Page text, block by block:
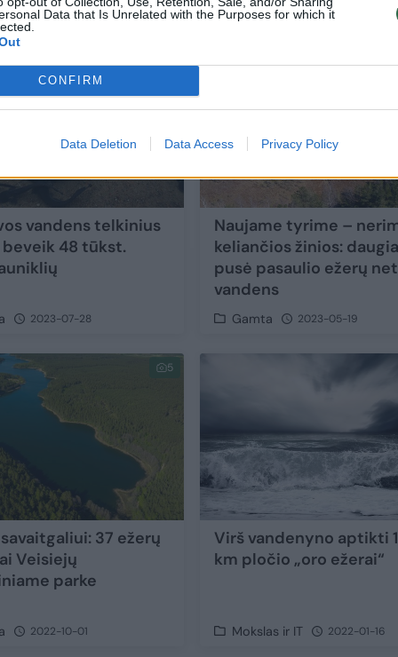
Data that Is Unrelated with the Purposes for which it
CONFIRM
Data Deletion Data Access Privacy Policy
Gamta 2023-09-05
vandens telkinius
48 tūkst.
2023-07-28
Naujame tyrime –
keliančios žinios:
pusė pasaulio ežerų
vandens
Gamta 2023-05-19
5
37 ežerų
Veisiejų
parke
2022-10-01
Virš vandenyno aptikti
km pločio „oro ežerai“
Mokslas ir IT 2022-01-16